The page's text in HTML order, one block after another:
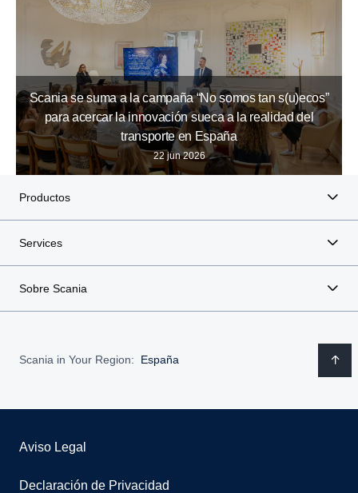
Scania se suma a la campaña “No somos tan s(u)ecos”
para acercar la innovación sueca a la realidad del
transporte en España
22 jun 2026
Productos
Services
Sobre Scania
Scania in Your Region: España
Aviso Legal
Declaración de Privacidad